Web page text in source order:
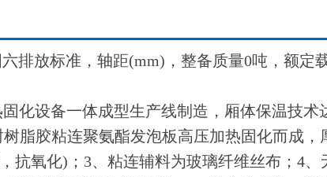
排放标准，轴距(mm)，整备质量0吨，额定
化设备一体成型生产线制造，厢体保温技术
树脂胶粘连聚氨酯发泡板高压加热固化而成，
抗氧化)；3、粘连辅料为玻璃纤维丝布；4、